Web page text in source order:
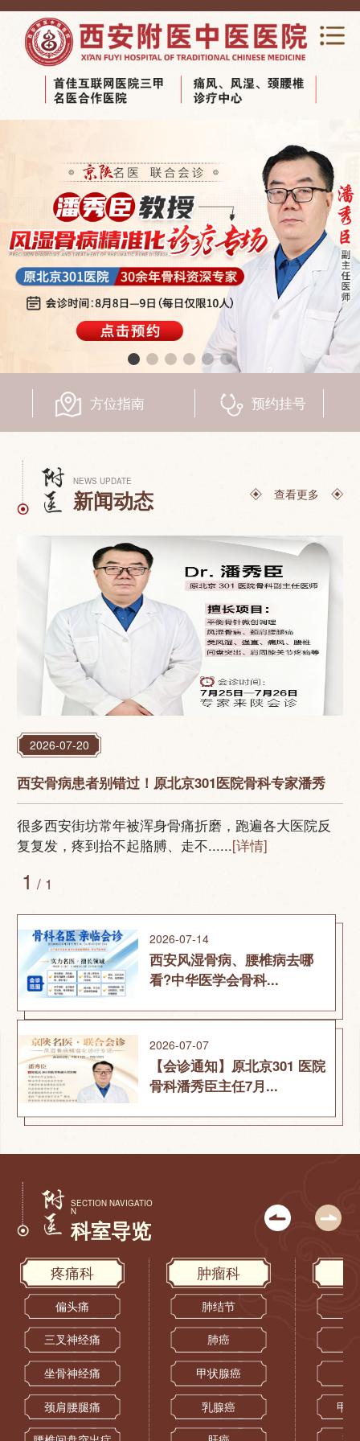
网站首页
关于我们
专家团队
科室导览
医养结合养老
视频中心
健康宣教
方位指南
预约挂号
NEWS UPDATE
新闻动态 查看更多
2026-07-20
西安骨病患者别错过！原北京301医院骨科专家潘秀
很多西安街坊常年被浑身骨痛折磨，跑遍各大医院反
复复发，疼到抬不起胳膊、走不......[详情]
1 / 1
2026-07-14
西安风湿骨病、腰椎病去哪
看?中华医学会骨科...
2026-07-07
【会诊通知】原北京301 医院
骨科潘秀臣主任7月...
SECTION NAVIGATIO
N
科室导览
疼痛科
偏头痛
三叉神经痛
坐骨神经痛
颈肩腰腿痛
肿瘤科
肺结节
肺癌
甲状腺癌
乳腺癌 甲